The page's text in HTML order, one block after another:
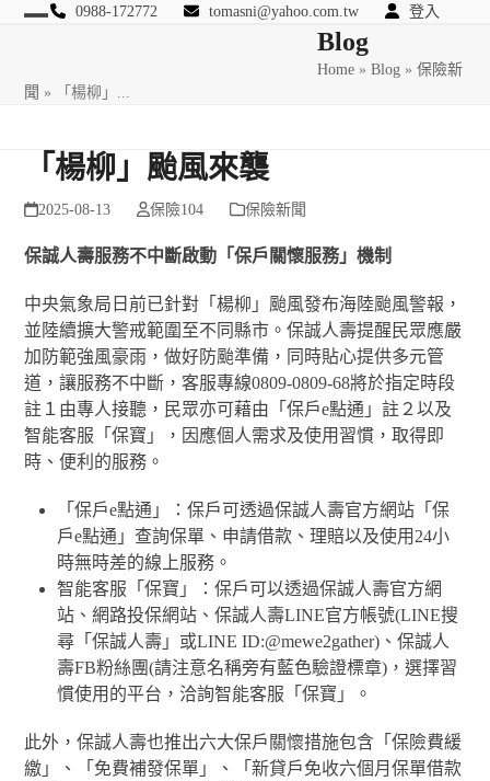
Skip
0988-172772 tomasni@yahoo.com.tw 登入
匯豐國際風險管理顧問Blog
Home »Blog »保險新
聞 » 「楊柳」...
「楊柳」颱風來襲
2025-08-13 保險104 保險新聞
保誠人壽服務不中斷啟動「保戶關懷服務」機制
中央氣象局日前已針對「楊柳」颱風發布海陸颱風警報，
並陸續擴大警戒範圍至不同縣市。保誠人壽提醒民眾應嚴
加防範強風豪雨，做好防颱準備，同時貼心提供多元管
道，讓服務不中斷，客服專線0809-0809-68將於指定時段
註 １ 由專人接聽，民眾亦可藉由「保戶e點通」註 ２以及
智能客服「保寶」，因應個人需求及使用習慣，取得即
時、便利的服務。
「保戶e點通」：保戶可透過保誠人壽官方網站「保
戶e點通」查詢保單、申請借款、理賠以及使用24小
時無時差的線上服務。
智能客服「保寶」：保戶可以透過保誠人壽官方網
站、網路投保網站、保誠人壽LINE官方帳號(LINE搜
尋「保誠人壽」或LINE ID:@mewe2gather)、保誠人
壽FB粉絲團(請注意名稱旁有藍色驗證標章)，選擇習
慣使用的平台，洽詢智能客服「保寶」。
此外，保誠人壽也推出六大保戶關懷措施包含「保險費緩
繳」、「免費補發保單」、「新貸戶免收六個月保單借款